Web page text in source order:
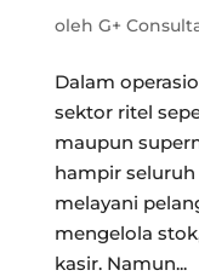
oleh G+
Dalam
sektor ritel
maupun
hampir seluruh
melayani
mengelola
kasir. Namun...